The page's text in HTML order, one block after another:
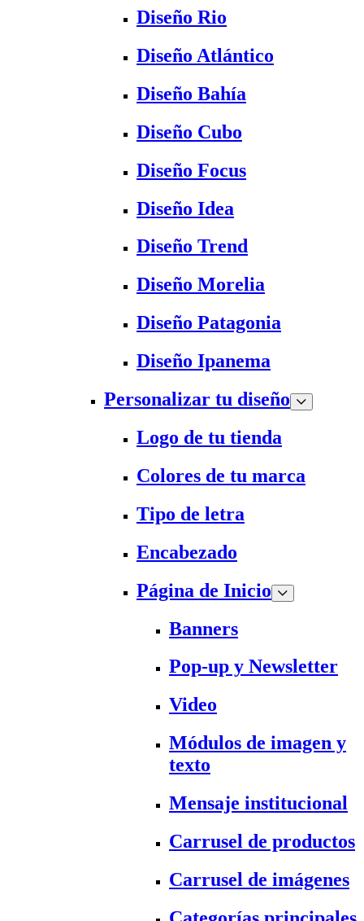
Diseño Rio
Diseño Atlántico
Diseño Bahía
Diseño Cubo
Diseño Focus
Diseño Idea
Diseño Trend
Diseño Morelia
Diseño Patagonia
Diseño Ipanema
Personalizar tu diseño
Logo de tu tienda
Colores de tu marca
Tipo de letra
Encabezado
Página de Inicio
Banners
Pop-up y Newsletter
Video
Módulos de imagen y
texto
Mensaje institucional
Carrusel de productos
Carrusel de imágenes